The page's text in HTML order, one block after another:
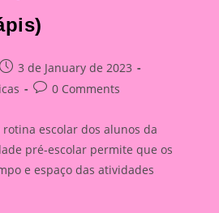
Post
published:
3 de January de 2023
Post0 Comments
escolar dos alunos da
pré-escolar permite que os
e espaço das atividades